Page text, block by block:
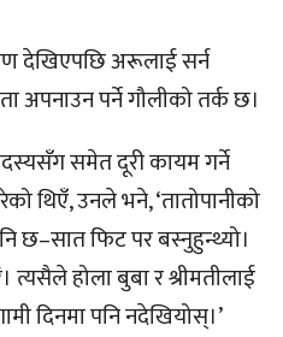
देखिएपछि अरूलाई सर्न
पर्ने गौलीको तर्क छ।
सदस्यसँग समेत दूरी कायम गर्ने
थिएँ, उनले भने, ‘तातोपानीको
छ–सात फिट पर बस्नुहुन्थ्यो।
होला बुबा र श्रीमतीलाई
दिनमा पनि नदेखियोस्।’